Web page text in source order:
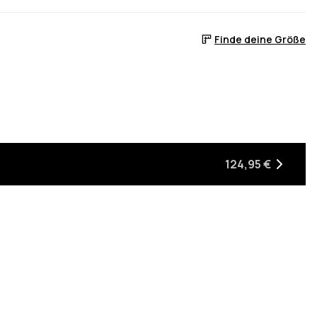
Finde deine Größe
auf Lager ist
sie wieder auf Lager ist
124,95 €